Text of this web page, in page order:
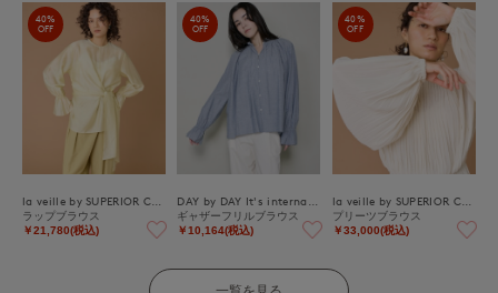
40%
OFF
ラップブラウス
￥21,780(税込)
40%
OFF
ギャザーフリルブラウス
￥10,164(税込)
40%
OFF
プリーツブラウス
￥33,000(税込)